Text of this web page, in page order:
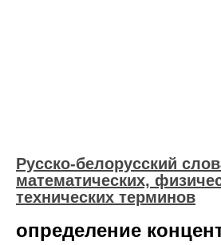
Русско-белорусский
математических,
технических терминов
определение